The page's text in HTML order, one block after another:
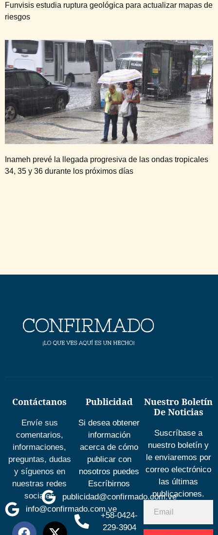
Funvisis estudia ruptura geológica para actualizar mapas de
riesgos
Inameh prevé la llegada progresiva de las ondas tropicales
34, 35 y 36 durante los próximos días
Contáctanos
Envíe sus
comentarios,
informaciones,
preguntas, dudas
y síguenos en
nuestras redes
sociales
info@confirmado.com.ve
Publicidad
Si desea obtener
información
acerca de cómo
publicar con
nosotros puedes
Escríbirnos
publicidad@confirmado.com.ve
+58-0424-
229-3904
Nuestro Boletín
De Noticias
Suscríbase a
nuestro boletín y
le enviaremos por
correo electrónico
las últimas
publicaciones.